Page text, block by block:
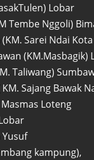
Lobar
Tembe Nggoli)
Sarei Ndai
(KM.Masbagik)
Taliwang)
Sajang Bawak
Loteng
kampung),